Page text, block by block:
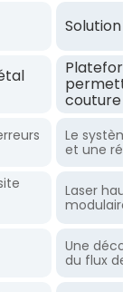
Solution
couture
Le
et une
Laser
Une
du flux de